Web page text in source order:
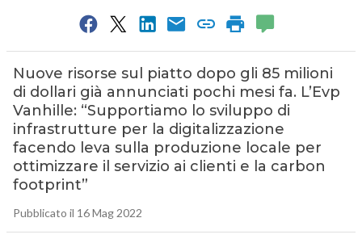
Nuove risorse sul piatto dopo gli 85 milioni
di dollari già annunciati pochi mesi fa. L’Evp
Vanhille: “Supportiamo lo sviluppo di
infrastrutture per la digitalizzazione
facendo leva sulla produzione locale per
ottimizzare il servizio ai clienti e la carbon
footprint”
Pubblicato il 16 Mag 2022